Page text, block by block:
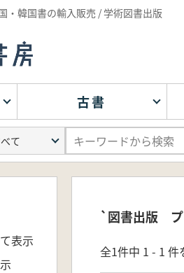
・韓国書の輸入販売 / 学術図書出版
古書
表示
`図書出版 プ
全1件中 1 - 1 件